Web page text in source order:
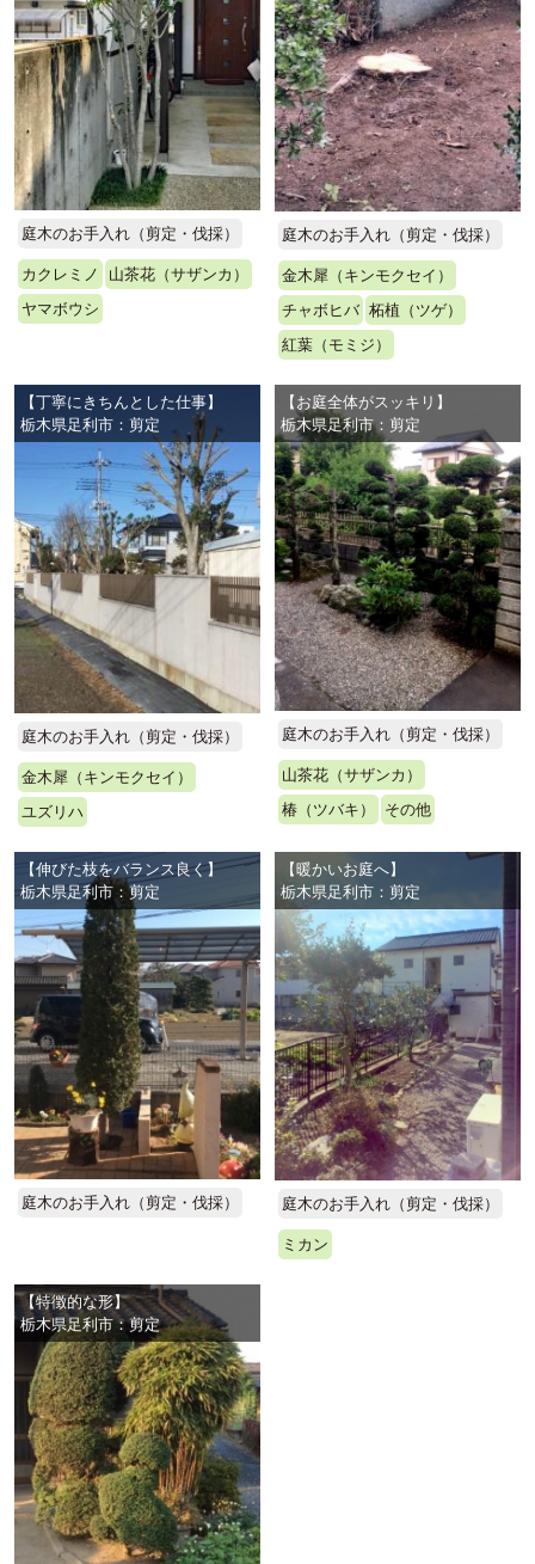
庭木のお手入れ（剪定・伐採）
カクレミノ
山茶花（サザンカ）
ヤマボウシ
庭木のお手入れ（剪定・伐採）
金木犀（キンモクセイ）
チャボヒバ 柘植（ツゲ）
紅葉（モミジ）
【丁寧にきちんとした仕事】
栃木県足利市：剪定
庭木のお手入れ（剪定・伐採）
金木犀（キンモクセイ）
ユズリハ
【お庭全体がスッキリ】
栃木県足利市：剪定
庭木のお手入れ（剪定・伐採）
山茶花（サザンカ）
椿（ツバキ）
その他
【伸びた枝をバランス良く】
栃木県足利市：剪定
庭木のお手入れ（剪定・伐採）
【暖かいお庭へ】
栃木県足利市：剪定
庭木のお手入れ（剪定・伐採）
ミカン
【特徴的な形】
栃木県足利市：剪定